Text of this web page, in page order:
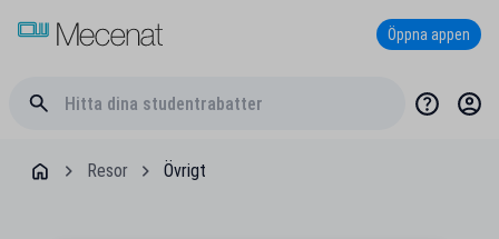
Öppna appen
Resor Övrigt